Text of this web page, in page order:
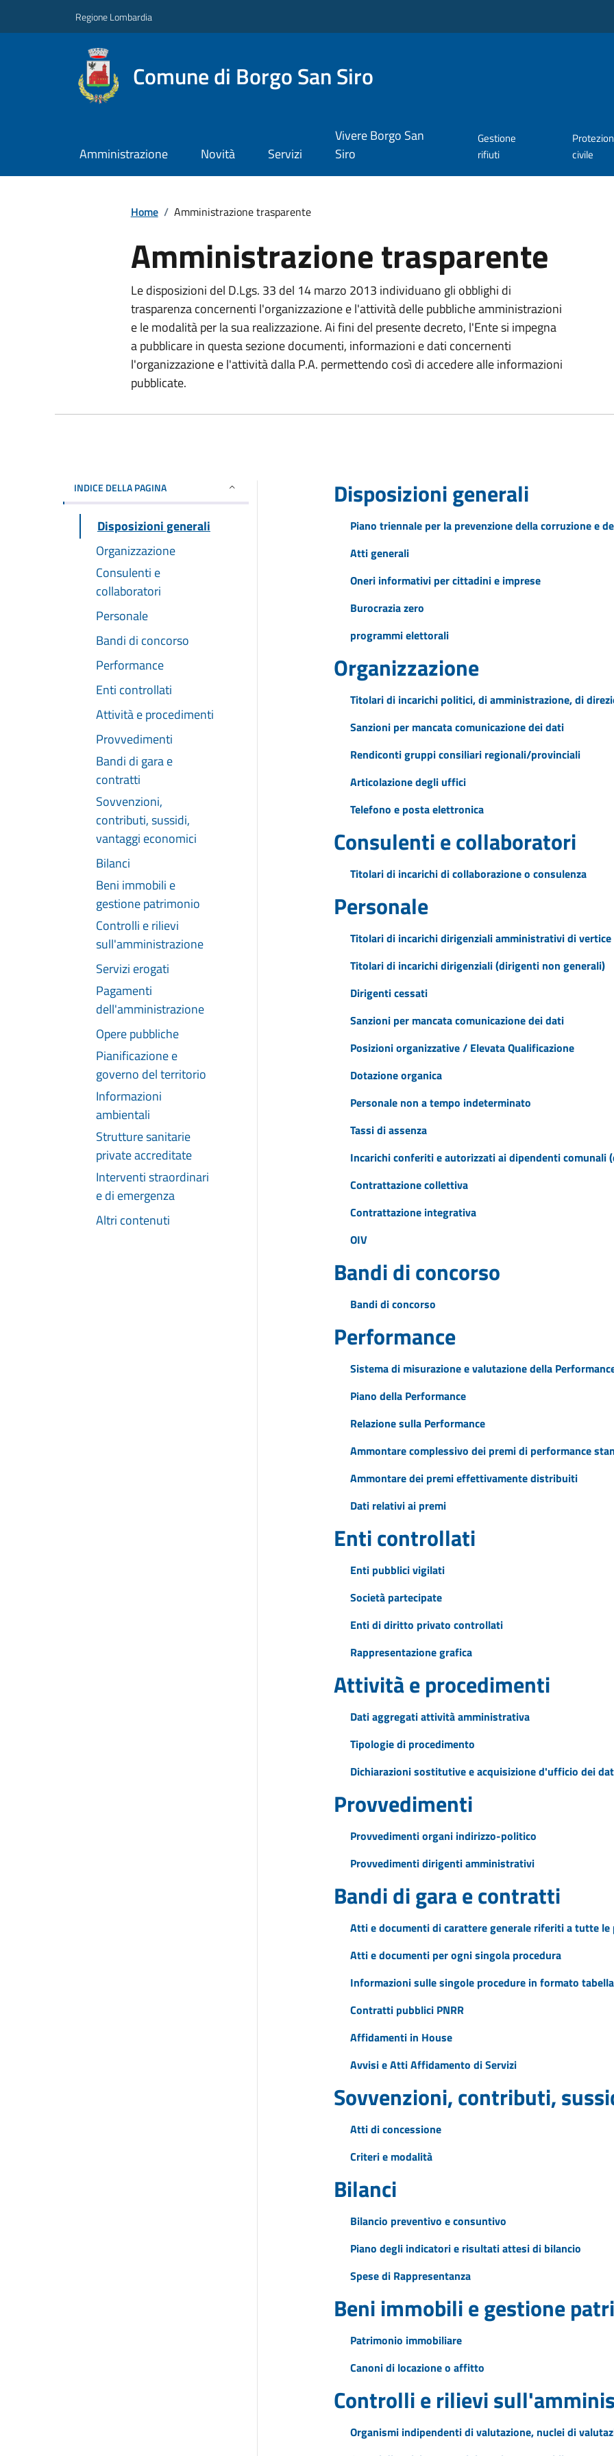
Regione Lombardia
Comune di Borgo San Siro
Amministrazione Novità Servizi
Vivere Borgo San
Siro
Gestione
rifiuti
civile
Home / Amministrazione trasparente
Amministrazione trasparente
Le disposizioni del D.Lgs. 33 del 14 marzo 2013 individuano gli obblighi di
trasparenza concernenti l'organizzazione e l'attività delle pubbliche amministrazioni
e le modalità per la sua realizzazione. Ai fini del presente decreto, l'Ente si impegna
a pubblicare in questa sezione documenti, informazioni e dati concernenti
l'organizzazione e l'attività dalla P.A. permettendo così di accedere alle informazioni
pubblicate.
INDICE DELLA PAGINA
Disposizioni generali
Organizzazione
Consulenti e
collaboratori
Personale
Bandi di concorso
Performance
Enti controllati
Attività e procedimenti
Provvedimenti
Bandi di gara e
contratti
Sovvenzioni,
contributi, sussidi,
vantaggi economici
Bilanci
Beni immobili e
gestione patrimonio
Controlli e rilievi
sull'amministrazione
Servizi erogati
Pagamenti
dell'amministrazione
Opere pubbliche
Pianificazione e
governo del territorio
Informazioni
ambientali
Strutture sanitarie
private accreditate
Interventi straordinari
e di emergenza
Altri contenuti
Disposizioni generali
Piano triennale per la prevenzione della corruzione e
Atti generali
Oneri informativi per cittadini e imprese
Burocrazia zero
programmi elettorali
Organizzazione
Titolari di incarichi politici, di amministrazione, di
Sanzioni per mancata comunicazione dei dati
Rendiconti gruppi consiliari regionali/provinciali
Articolazione degli uffici
Telefono e posta elettronica
Consulenti e collaboratori
Titolari di incarichi di collaborazione o consulenza
Personale
Titolari di incarichi dirigenziali amministrativi di vertice
Titolari di incarichi dirigenziali (dirigenti non generali)
Dirigenti cessati
Sanzioni per mancata comunicazione dei dati
Posizioni organizzative / Elevata Qualificazione
Dotazione organica
Personale non a tempo indeterminato
Tassi di assenza
Incarichi conferiti e autorizzati ai dipendenti comunali
Contrattazione collettiva
Contrattazione integrativa
OIV
Bandi di concorso
Bandi di concorso
Performance
Sistema di misurazione e valutazione della
Piano della Performance
Relazione sulla Performance
Ammontare complessivo dei premi di performance
Ammontare dei premi effettivamente distribuiti
Dati relativi ai premi
Enti controllati
Enti pubblici vigilati
Società partecipate
Enti di diritto privato controllati
Rappresentazione grafica
Attività e procedimenti
Dati aggregati attività amministrativa
Tipologie di procedimento
Dichiarazioni sostitutive e acquisizione d'ufficio dei
Provvedimenti
Provvedimenti organi indirizzo-politico
Provvedimenti dirigenti amministrativi
Bandi di gara e contratti
Atti e documenti di carattere generale riferiti a tutte le
Atti e documenti per ogni singola procedura
Informazioni sulle singole procedure in formato
Contratti pubblici PNRR
Affidamenti in House
Avvisi e Atti Affidamento di Servizi
Sovvenzioni, contributi,
Atti di concessione
Criteri e modalità
Bilanci
Bilancio preventivo e consuntivo
Piano degli indicatori e risultati attesi di bilancio
Spese di Rappresentanza
Beni immobili e gestione
Patrimonio immobiliare
Canoni di locazione o affitto
Controlli e rilievi
Organismi indipendenti di valutazione, nuclei di